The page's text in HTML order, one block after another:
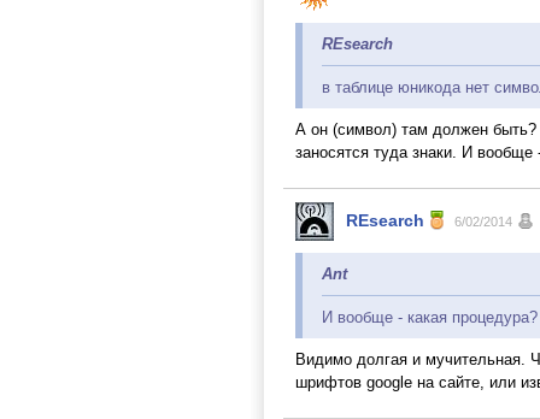
REsearch
в таблице юникода нет
А он (символ) там должен
заносятся туда знаки. И вообще
REsearch 6/02/2014
Ant
И вообще - какая процедура?
Видимо долгая и мучительная.
шрифтов google на сайте, или